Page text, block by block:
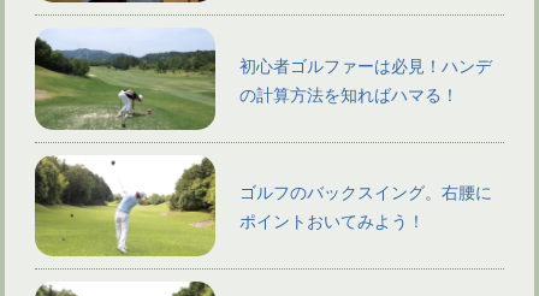
初心者ゴルファーは必見！ハンデ
の計算方法を知ればハマる！
ゴルフのバックスイング。右腰に
ポイントおいてみよう！